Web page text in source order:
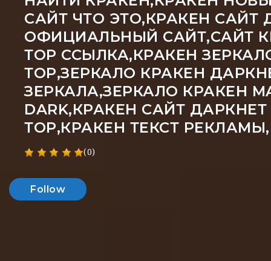
САЙТ ЧТО ЭТО,КРАКЕН САЙТ
ОФИЦИАЛЬНЫЙ САЙТ,САЙТ
ТОР ССЫЛКА,КРАКЕН
ТОР,ЗЕРКАЛО КРАКЕН
ЗЕРКАЛА,ЗЕРКАЛО КРАКЕН
DARK,КРАКЕН САЙТ
ТОР,КРАКЕН ТЕКСТ
(0)
Follow